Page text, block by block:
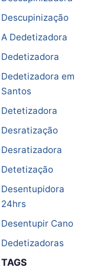
Descupinização
A Dedetizadora
Dedetizadora
Dedetizadora em
Santos
Detetizadora
Desratização
Desratizadora
Detetização
Desentupidora
24hrs
Desentupir Cano
Dedetizadoras
TAGS